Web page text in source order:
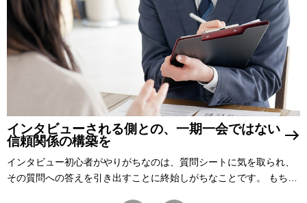
インタビューされる側との、一期一会ではない
信頼関係の構築を
インタビュー初心者がやりがちなのは、質問シートに気を取られ、
その質問への答えを引き出すことに終始しがちなことです。 もちろ